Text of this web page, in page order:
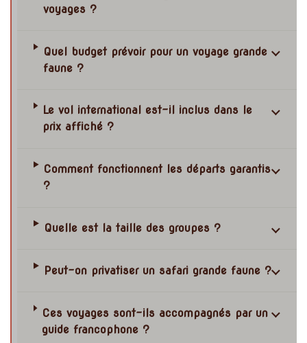
voyages ?
Quel budget prévoir pour un voyage grande
faune ?
Le vol international est-il inclus dans le
prix affiché ?
Comment fonctionnent les départs garantis
?
Quelle est la taille des groupes ?
Peut-on privatiser un safari grande faune ?
Ces voyages sont-ils accompagnés par un
guide francophone ?